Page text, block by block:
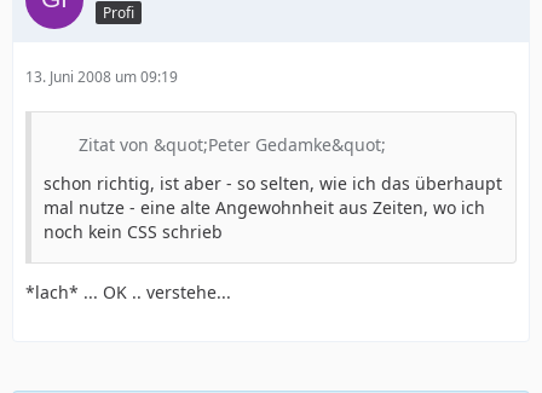
Profi
13. Juni 2008 um 09:19
Zitat von &quot;Peter Gedamke&quot;
schon richtig, ist aber - so selten, wie ich das überhaupt
mal nutze - eine alte Angewohnheit aus Zeiten, wo ich
noch kein CSS schrieb
*lach* ... OK .. verstehe...